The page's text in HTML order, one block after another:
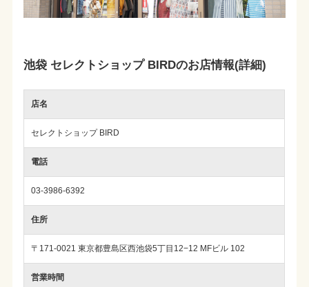
池袋 セレクトショップ BIRDのお店情報(詳細)
店名
セレクトショップ BIRD
電話
03-3986-6392
住所
〒171-0021 東京都豊島区西池袋5丁目12−12 MFビル 102
営業時間